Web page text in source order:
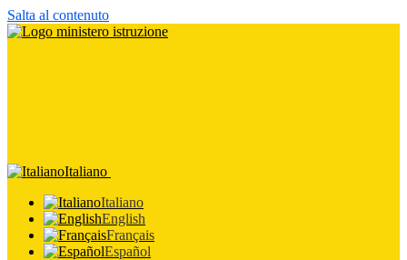
Salta al contenuto
Italiano
Italiano
English
Français
Español